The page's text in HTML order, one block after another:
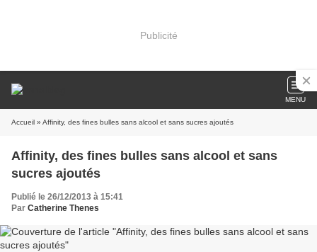
Publicité
MENU
Accueil » Affinity, des fines bulles sans alcool et sans sucres ajoutés
Affinity, des fines bulles sans alcool et sans
sucres ajoutés
Publié le 26/12/2013 à 15:41
Par Catherine Thenes